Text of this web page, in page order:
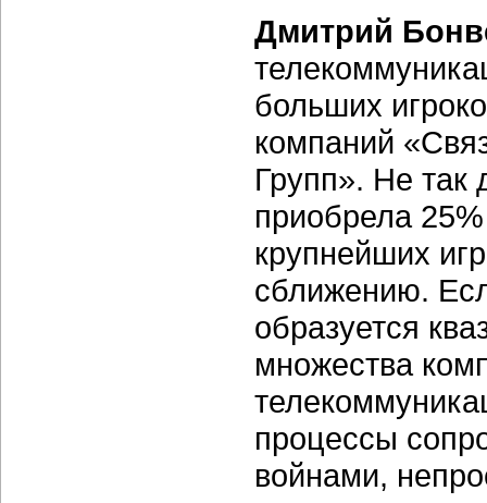
Дмитрий
больших
компаний
Групп». Не так
приобрела
крупнейших
сближению.
образуется
множества
процессы
войнами,